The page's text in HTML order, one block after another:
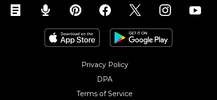
Privacy Policy
DPA
Terms of Service